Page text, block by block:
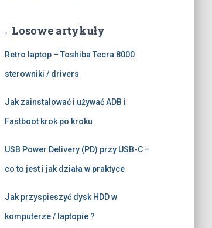
→ Losowe artykuły
Retro laptop – Toshiba Tecra 8000
sterowniki / drivers
Jak zainstalować i używać ADB i
Fastboot krok po kroku
USB Power Delivery (PD) przy USB-C –
co to jest i jak działa w praktyce
Jak przyspieszyć dysk HDD w
komputerze / laptopie ?